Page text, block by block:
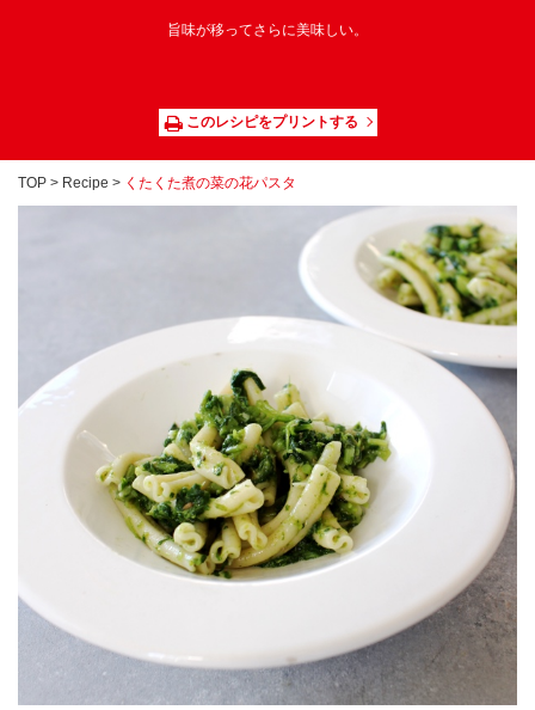
旨味が移ってさらに美味しい。
このレシピをプリントする
TOP > Recipe > くたくた煮の菜の花パスタ